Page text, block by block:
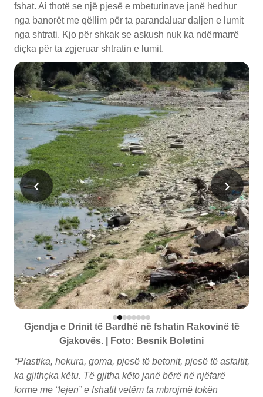
fshat. Ai thotë se një pjesë e mbeturinave janë hedhur
nga banorët me qëllim për ta parandaluar daljen e lumit
nga shtrati. Kjo për shkak se askush nuk ka ndërmarrë
diçka për ta zgjeruar shtratin e lumit.
‹ ›
Gjendja e Drinit të Bardhë në fshatin Rakovinë të
Gjakovës. | Foto: Besnik Boletini
“Plastika, hekura, goma, pjesë të betonit, pjesë të asfaltit,
ka gjithçka këtu. Të gjitha këto janë bërë në njëfarë
forme me “lejen” e fshatit vetëm ta mbrojmë tokën